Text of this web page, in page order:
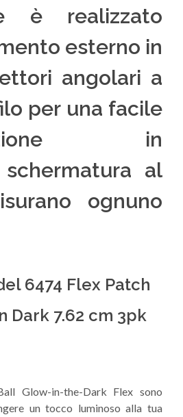
è realizzato
esterno in
angolari a
per una facile
in
schermatura al
ognuno
6474 Flex Patch
Dark 7.62 cm 3pk
Glow-in-the-Dark Flex sono
un tocco luminoso alla tua